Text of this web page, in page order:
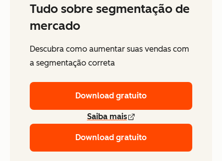
Tudo sobre segmentação de
mercado
Descubra como aumentar suas vendas com
a segmentação correta
Download gratuito
Saiba mais
Download gratuito